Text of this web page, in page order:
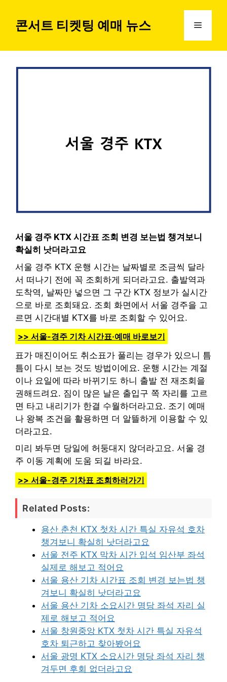
콘서트 티켓팅 예매 뉴스 메
서울 경주 KTX 시간표 조회 변경 보는법 챙겨보니
확실히 낫더라고요
서울 경주 KTX 운행 시간는 날짜별로 조금씩 달라
서 떠나기 전에 꼭 조회하게 되더라고요. 출발역과
도착역, 날짜만 넣으면 그 구간 KTX 정보가 실시간
으로 바로 조회돼요. 조회 화면에서 서울 경주을 고
르면 시간대별 KTX를 바로 조회할 수 있어요.
>> 서울-경주 기차 시간표·예매 바로보기
표가 매진이어도 취소표가 풀리는 경우가 있으니 틈
틈이 다시 보는 것도 방법이에요. 운행 시간는 계절
이나 요일에 따라 바뀌기도 하니 출발 전 재조회을
권해드려요. 짐이 많은 날은 출입구 쪽 자리를 고르
면 타고 내리기가 한결 수월하더라고요. 조기 예매
나 왕복 조건을 활용하면 더 알뜰하게 이용할 수 있
더라고요.
미리 봐두면 당일에 허둥대지 않더라고요. 서울 경
주 이동 계획에 도움 되길 바라요.
>> 서울-경주 기차표 조회하러가기
Related Posts:
용산 춘천 KTX 첫차 시간 특실 자유석 호차
챙겨보니 확실히 낫더라고요
서울 전주 KTX 막차 시간 입석 임산부 좌석
실제로 해보고 적어요
서울 용산 기차 시간표 조회 변경 보는법 챙
겨보니 확실히 낫더라고요
서울 용산 기차 소요시간 명당 좌석 자리 실
제로 해보고 적어요
서울 창원중앙 KTX 첫차 시간 특실 자유석
호차 퇴근하고 찾아봤어요
서울 광명 KTX 소요시간 명당 좌석 자리 챙
겨두면 후회 없더라고요